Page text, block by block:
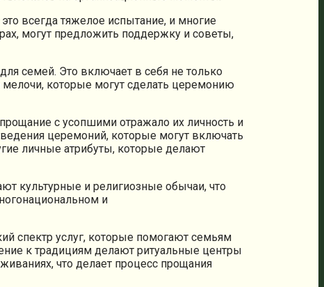
всегда тяжелое испытание, и многие
могут предложить поддержку и советы,
семей. Это включает в себя не только
которые могут сделать церемонию
с усопшими отражало их личность и
церемоний, которые могут включать
личные атрибуты, которые делают
культурные и религиозные обычаи, что
и
спектр услуг, которые помогают семьям
к традициям делают ритуальные центры
что делает процесс прощания